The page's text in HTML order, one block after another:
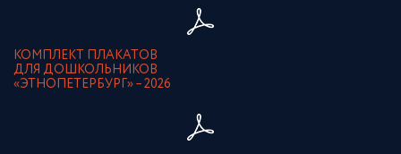
КОМПЛЕКТ ПЛАКАТОВ
ДЛЯ ДОШКОЛЬНИКОВ
«ЭТНОПЕТЕРБУРГ» – 2026